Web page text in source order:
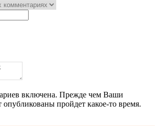
включена. Прежде чем Ваши
опубликованы пройдет какое-то время.